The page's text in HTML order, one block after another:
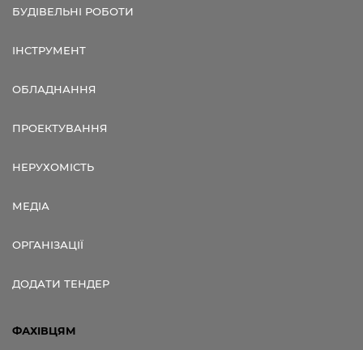
БУДІВЕЛЬНІ РОБОТИ
ІНСТРУМЕНТ
ОБЛАДНАННЯ
ПРОЕКТУВАННЯ
НЕРУХОМІСТЬ
МЕДІА
ОРГАНІЗАЦІЇ
ДОДАТИ ТЕНДЕР
ФАХІВЦЯМ